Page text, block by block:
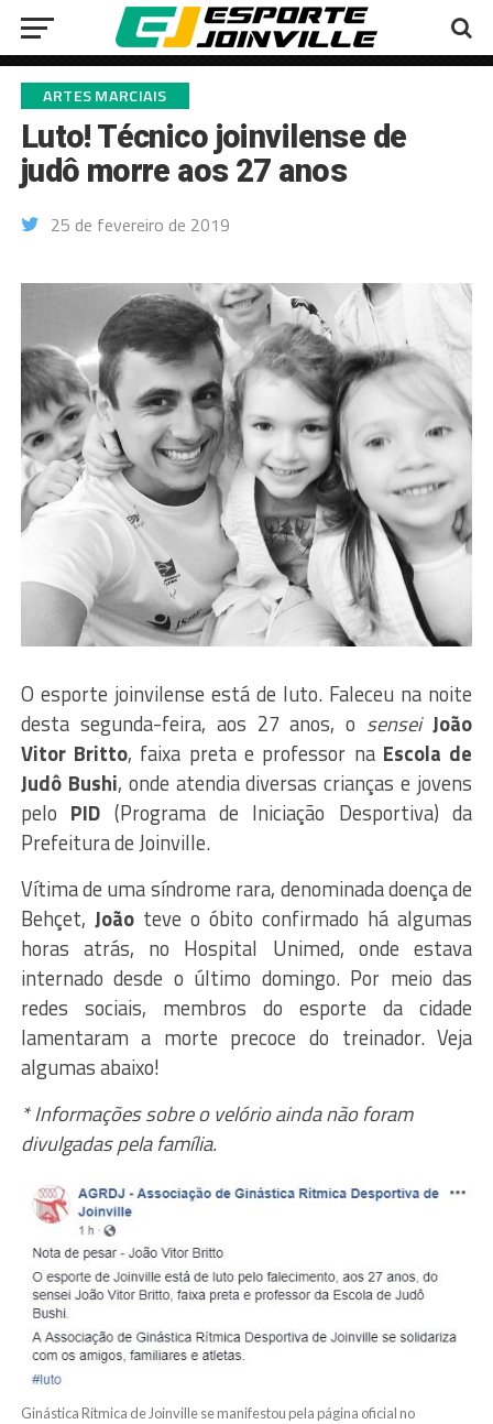
ARTES MARCIAIS
Luto! Técnico joinvilense de
judô morre aos 27 anos
25 de fevereiro de 2019
O esporte joinvilense está de luto. Faleceu na noite
desta segunda-feira, aos 27 anos, o senseiJoão
Vitor Britto, faixa preta e professor na Escola de
Judô Bushi, onde atendia diversas crianças e jovens
pelo PID (Programa de Iniciação Desportiva) da
Prefeitura de Joinville.
Vítima de uma síndrome rara, denominada doença de
Behçet, Joãoteve o óbito confirmado há algumas
horas atrás, no Hospital Unimed, onde estava
internado desde o último domingo. Por meio das
redes sociais, membros do esporte da cidade
lamentaram a morte precoce do treinador. Veja
algumas abaixo!
* Informações sobre o velório ainda não foram
divulgadas pela família.
Ginástica Rítmica de Joinville se manifestou pela página oficial no